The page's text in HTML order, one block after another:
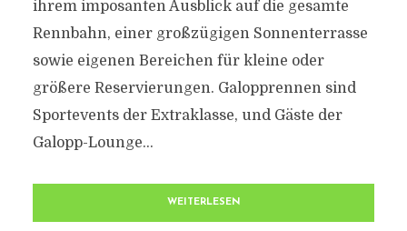
ihrem imposanten Ausblick auf die gesamte
Rennbahn, einer großzügigen Sonnenterrasse
sowie eigenen Bereichen für kleine oder
größere Reservierungen. Galopprennen sind
Sportevents der Extraklasse, und Gäste der
Galopp-Lounge...
WEITERLESEN